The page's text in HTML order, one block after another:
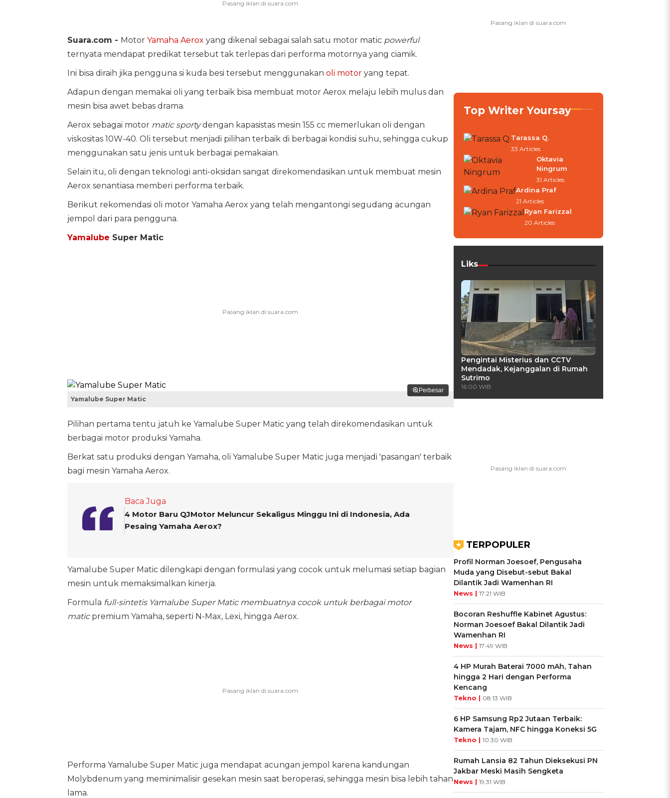
Suara.com - Motor Yamaha Aerox yang dikenal sebagai salah satu motor matic powerful
ternyata mendapat predikat tersebut tak terlepas dari performa motornya yang ciamik.
Ini bisa diraih jika pengguna si kuda besi tersebut menggunakan oli motoryang tepat.
Adapun dengan memakai oli yang terbaik bisa membuat motor Aerox melaju lebih mulus dan
mesin bisa awet bebas drama.
Aerox sebagai motor matic sportydengan kapasistas mesin 155 cc memerlukan oli dengan
viskositas 10W-40. Oli tersebut menjadi pilihan terbaik di berbagai kondisi suhu, sehingga cukup
menggunakan satu jenis untuk berbagai pemakaian.
Selain itu, oli dengan teknologi anti-oksidan sangat direkomendasikan untuk membuat mesin
Aerox senantiasa memberi performa terbaik.
Berikut rekomendasi oli motor Yamaha Aerox yang telah mengantongi segudang acungan
jempol dari para pengguna.
Yamalube Super Matic
Perbesar
Yamalube Super Matic
Pilihan pertama tentu jatuh ke Yamalube Super Matic yang telah direkomendasikan untuk
berbagai motor produksi Yamaha.
Berkat satu produksi dengan Yamaha, oli Yamalube Super Matic juga menjadi 'pasangan' terbaik
bagi mesin Yamaha Aerox.
Baca Juga
4 Motor Baru QJMotor Meluncur Sekaligus Minggu Ini di Indonesia, Ada
Pesaing Yamaha Aerox?
Yamalube Super Matic dilengkapi dengan formulasi yang cocok untuk melumasi setiap bagian
mesin untuk memaksimalkan kinerja.
Formula full-sintetis Yamalube Super Matic membuatnya cocok untuk berbagai motor
matic premium Yamaha, seperti N-Max, Lexi, hingga Aerox.
Performa Yamalube Super Matic juga mendapat acungan jempol karena kandungan
Molybdenum yang meminimalisir gesekan mesin saat beroperasi, sehingga mesin bisa lebih tahan
lama.
Top Writer Yoursay
Tarassa Q.
33 Articles
Oktavia
Ningrum
31 Articles
Ardina Praf
21 Articles
Ryan Farizzal
20 Articles
Liks
Pengintai Misterius dan CCTV
Mendadak, Kejanggalan di Rumah
Sutrimo
16:00 WIB
TERPOPULER
Profil Norman Joesoef, Pengusaha
Muda yang Disebut-sebut Bakal
Dilantik Jadi Wamenhan RI
News | 17:21 WIB
Bocoran Reshuffle Kabinet Agustus:
Norman Joesoef Bakal Dilantik Jadi
Wamenhan RI
News | 17:49 WIB
4 HP Murah Baterai 7000 mAh, Tahan
hingga 2 Hari dengan Performa
Kencang
Tekno | 08:13 WIB
6 HP Samsung Rp2 Jutaan Terbaik:
Kamera Tajam, NFC hingga Koneksi 5G
Tekno | 10:30 WIB
Rumah Lansia 82 Tahun Dieksekusi PN
Jakbar Meski Masih Sengketa
News | 19:31 WIB